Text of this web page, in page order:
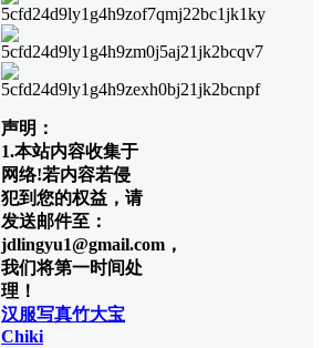
声明：
1.本站内容收集于
网络!若内容若侵
犯到您的权益，请
发送邮件至：
jdlingyu1@gmail.com，
我们将第一时间处
理！
汉服写真竹大宝
Chiki